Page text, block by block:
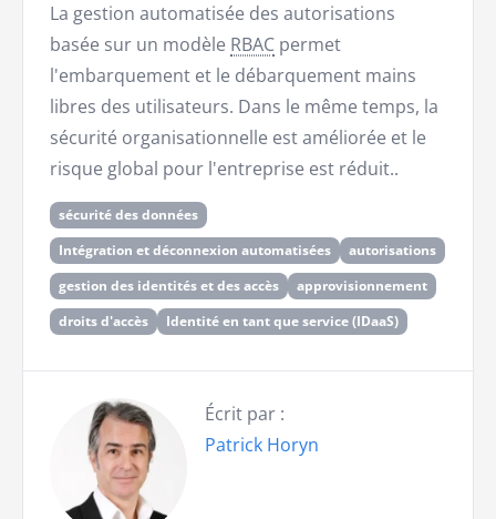
La gestion automatisée des autorisations
basée sur un modèle RBAC permet
l'embarquement et le débarquement mains
libres des utilisateurs. Dans le même temps, la
sécurité organisationnelle est améliorée et le
risque global pour l'entreprise est réduit..
sécurité des données
Intégration et déconnexion automatisées
autorisations
gestion des identités et des accès
approvisionnement
droits d'accès
Identité en tant que service (IDaaS)
Écrit par :
Patrick Horyn